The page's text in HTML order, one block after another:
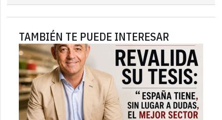
TAMBIÉN TE PUEDE INTERESAR